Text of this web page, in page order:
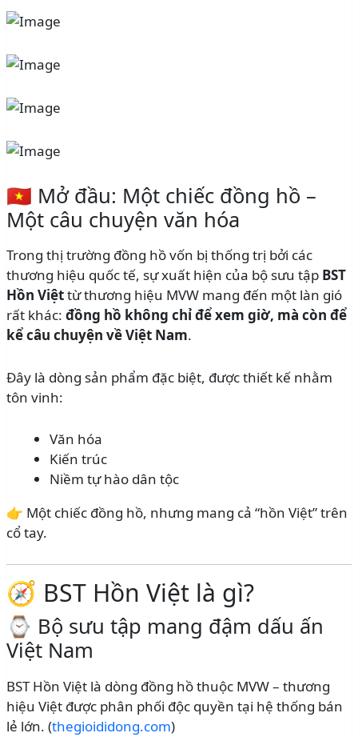
🇻🇳 Mở đầu: Một chiếc đồng hồ –
Một câu chuyện văn hóa
Trong thị trường đồng hồ vốn bị thống trị bởi các
thương hiệu quốc tế, sự xuất hiện của bộ sưu tập BST
Hồn Việttừ thương hiệu MVW mang đến một làn gió
rất khác: đồng hồ không chỉ để xem giờ, mà còn để
kể câu chuyện về Việt Nam.
Đây là dòng sản phẩm đặc biệt, được thiết kế nhằm
tôn vinh:
Văn hóa
Kiến trúc
Niềm tự hào dân tộc
👉 Một chiếc đồng hồ, nhưng mang cả “hồn Việt” trên
cổ tay.
🧭 BST Hồn Việt là gì?
⌚ Bộ sưu tập mang đậm dấu ấn
Việt Nam
BST Hồn Việt là dòng đồng hồ thuộc MVW – thương
hiệu Việt được phân phối độc quyền tại hệ thống bán
lẻ lớn. (thegioididong.com)